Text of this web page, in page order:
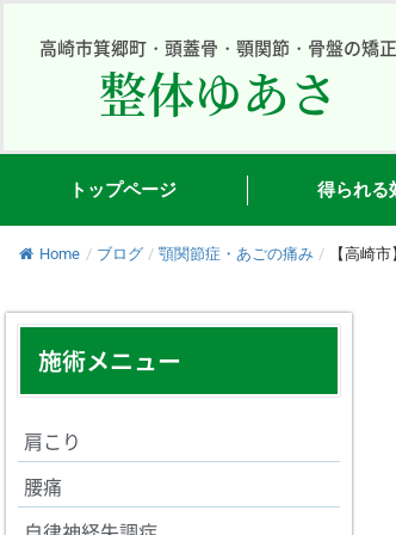
ッ
高崎市箕郷町・頭蓋骨・顎関節・骨盤の矯正
整体ゆあさ
トップページ 得られる
Home / ブログ / 顎関節症・あごの痛み / 【高崎
施術メニュー
肩こり
腰痛